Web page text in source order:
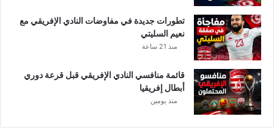
تطورات جديدة في مفاوضات النادي الإفريقي مع
نعيم السليتي
منذ 21 ساعة
قائمة منافسي النادي الإفريقي قبل قرعة دوري
أبطال إفريقيا
منذ يومين